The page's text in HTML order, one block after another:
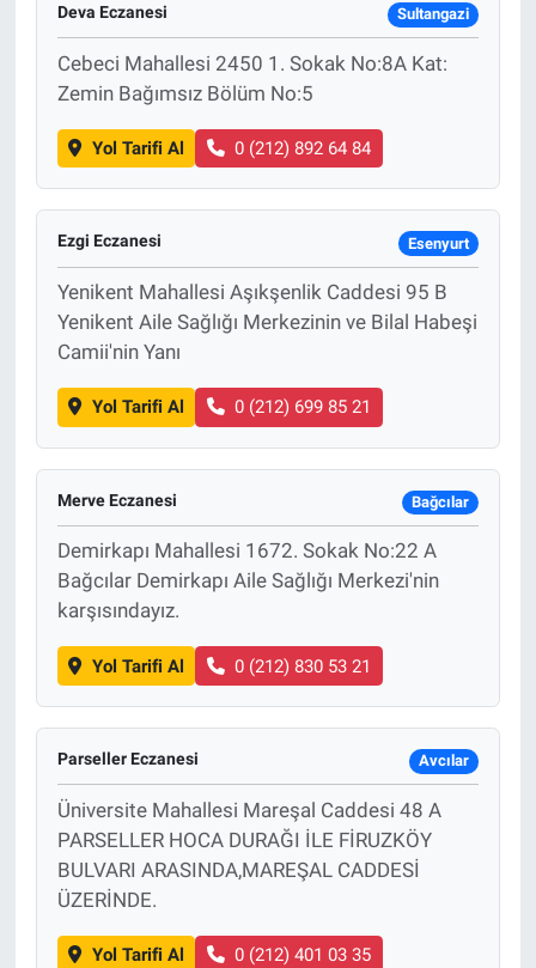
Deva Eczanesi Sultangazi
Cebeci Mahallesi 2450 1. Sokak No:8A Kat:
Zemin Bağımsız Bölüm No:5
Yol Tarifi Al 0 (212) 892 64 84
Ezgi Eczanesi Esenyurt
Yenikent Mahallesi Aşıkşenlik Caddesi 95 B
Yenikent Aile Sağlığı Merkezinin ve Bilal Habeşi
Camii'nin Yanı
Yol Tarifi Al 0 (212) 699 85 21
Merve Eczanesi Bağcılar
Demirkapı Mahallesi 1672. Sokak No:22 A
Bağcılar Demirkapı Aile Sağlığı Merkezi'nin
karşısındayız.
Yol Tarifi Al 0 (212) 830 53 21
Parseller Eczanesi Avcılar
Üniversite Mahallesi Mareşal Caddesi 48 A
PARSELLER HOCA DURAĞI İLE FİRUZKÖY
BULVARI ARASINDA,MAREŞAL CADDESİ
ÜZERİNDE.
Yol Tarifi Al 0 (212) 401 03 35